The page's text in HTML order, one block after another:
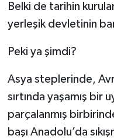
Belki de tarihin
yerleşik devletinin
Peki ya şimdi?
Asya steplerinde,
sırtında yaşamış bir
parçalanmış
başı Anadolu’da